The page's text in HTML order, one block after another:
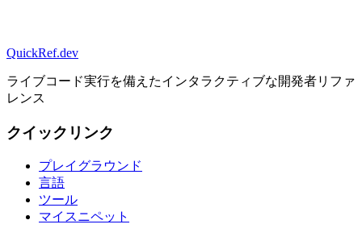
QuickRef.dev
ライブコード実行を備えたインタラクティブな開発者リファ
レンス
クイックリンク
プレイグラウンド
言語
ツール
マイスニペット